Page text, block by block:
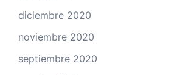
diciembre 2020
noviembre 2020
septiembre 2020